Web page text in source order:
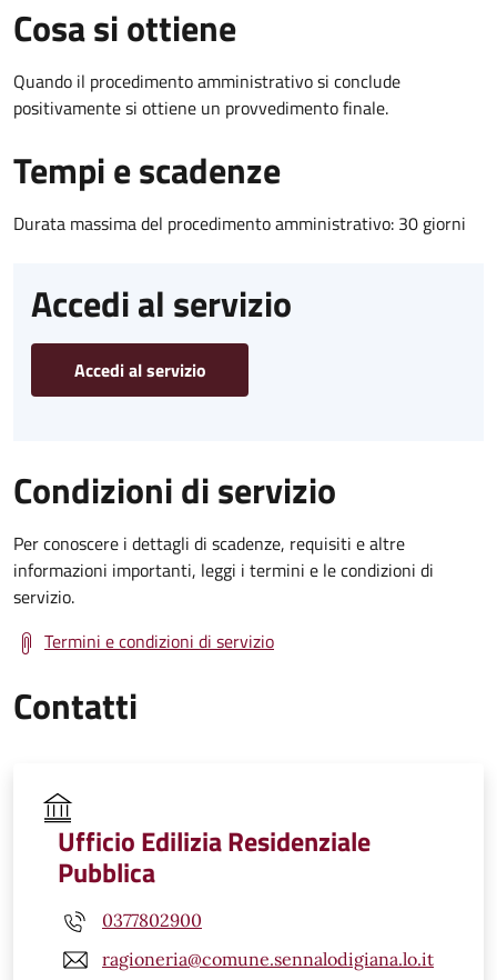
Cosa si ottiene
Quando il procedimento amministrativo si conclude
positivamente si ottiene un provvedimento finale.
Tempi e scadenze
Durata massima del procedimento amministrativo: 30 giorni
Accedi al servizio
Accedi al servizio
Condizioni di servizio
Per conoscere i dettagli di scadenze, requisiti e altre
informazioni importanti, leggi i termini e le condizioni di
servizio.
Termini e condizioni di servizio
Contatti
Ufficio Edilizia Residenziale
Pubblica
0377802900
ragioneria@comune.sennalodigiana.lo.it